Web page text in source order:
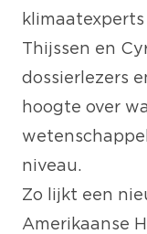
Thijssen en
dossierlezers
hoogte over
niveau.
Zo lijkt een
Amerikaanse